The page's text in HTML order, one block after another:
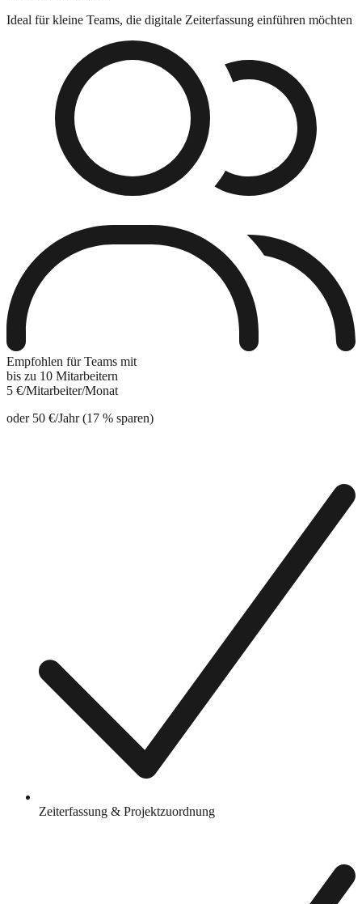
Ideal für kleine Teams, die digitale Zeiterfassung einführen möchten
Empfohlen für Teams mit
bis zu 10 Mitarbeitern
5 €/Mitarbeiter/Monat
oder 50 €/Jahr (17 % sparen)
Zeiterfassung & Projektzuordnung